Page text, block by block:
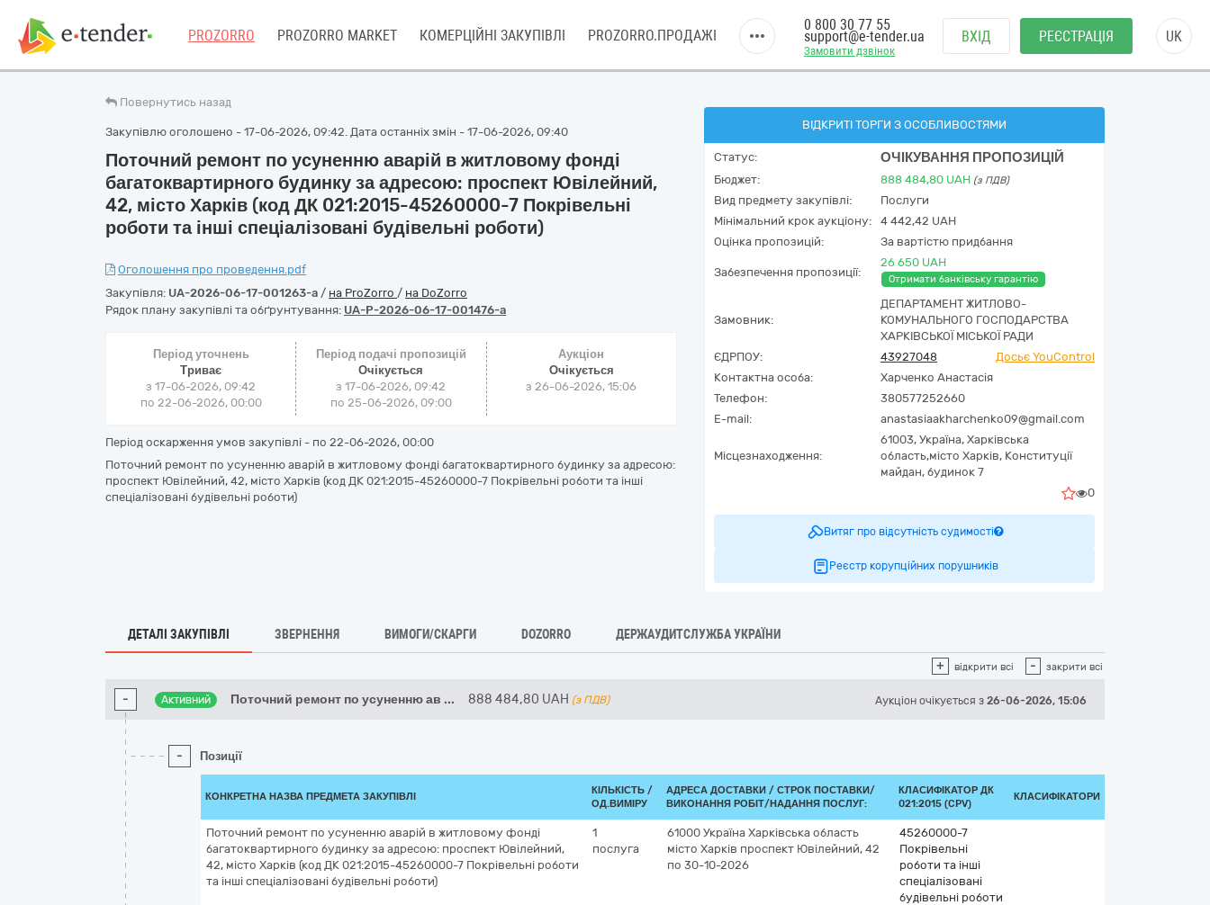
PROZORRO PROZORRO MARKET КОМЕРЦІЙНІ ЗАКУПІВЛІ PROZORRO.ПРОДАЖІ
Замовити дзвінок
0 800 30 77 55
support@e-tender.ua ВХІД РЕЄСТРАЦІЯ UK
Повернутись назад
Закупівлю оголошено - 17-06-2026, 09:42. Дата останніх змін - 17-06-2026, 09:40
Поточний ремонт по усуненню аварій в житловому фонді
багатоквартирного будинку за адресою: проспект Ювілейний,
42, місто Харків (код ДК 021:2015-45260000-7 Покрівельні
роботи та інші спеціалізовані будівельні роботи)
Оголошення про проведення.pdf
Закупівля: UA-2026-06-17-001263-a / на ProZorro / на DoZorro
Рядок плану закупівлі та обґрунтування: UA-P-2026-06-17-001476-a
Період уточнень
Триває
з 17-06-2026, 09:42
по 22-06-2026, 00:00
Період подачі пропозицій
Очікується
з 17-06-2026, 09:42
по 25-06-2026, 09:00
Аукціон
Очікується
з26-06-2026, 15:06
Період оскарження умов закупівлі - по 22-06-2026, 00:00
Поточний ремонт по усуненню аварій в житловому фонді багатоквартирного будинку за адресою:
проспект Ювілейний, 42, місто Харків (код ДК 021:2015-45260000-7 Покрівельні роботи та інші
спеціалізовані будівельні роботи)
ВІДКРИТІ ТОРГИ З ОСОБЛИВОСТЯМИ
Статус: ОЧІКУВАННЯ ПРОПОЗИЦІЙ
Бюджет: 888 484,80 UAH (з ПДВ)
Вид предмету закупівлі:
Послуги
Мінімальний крок аукціону:
4 442,42 UAH
Оцінка пропозицій:
За вартістю придбання
Забезпечення пропозиції:
26 650 UAH
Отримати банківську гарантію
Замовник:
ДЕПАРТАМЕНТ ЖИТЛОВО-
КОМУНАЛЬНОГО ГОСПОДАРСТВА
ХАРКІВСЬКОЇ МІСЬКОЇ РАДИ
ЄДРПОУ:
43927048
Досьє YouControl
Контактна особа:
Харченко Анастасія
Телефон:
380577252660
E-mail:
anastasiaakharchenko09@gmail.com
Місцезнаходження:
61003, Україна, Харківська
область,місто Харків, Конституції
майдан, будинок 7
0
Витяг про відсутність судимості
Реєстр корупційних порушників
ДЕТАЛІ ЗАКУПІВЛІ ЗВЕРНЕННЯ ВИМОГИ/СКАРГИ DOZORRO ДЕРЖАУДИТСЛУЖБА УКРАЇНИ
+ відкрити всі - закрити всі
- Активний Поточний ремонт по усуненню ав ... 888 484,80 UAH (з ПДВ) Аукціон очікується з 26-06-2026, 15:06
- Позиції
КОНКРЕТНА НАЗВА ПРЕДМЕТА ЗАКУПІВЛІ
КІЛЬКІСТЬ /
ОД.ВИМІРУ
АДРЕСА ДОСТАВКИ / СТРОК ПОСТАВКИ/
ВИКОНАННЯ РОБІТ/НАДАННЯ ПОСЛУГ:
КЛАСИФІКАТОР ДК
021:2015 (CPV)
КЛАСИФІКАТОРИ
Поточний ремонт по усуненню аварій в житловому фонді
багатоквартирного будинку за адресою: проспект Ювілейний,
42, місто Харків (код ДК 021:2015-45260000-7 Покрівельні роботи
та інші спеціалізовані будівельні роботи)
1
послуга
61000 Україна Харківська область
місто Харків проспект Ювілейний, 42
по 30-10-2026
45260000-7
Покрівельні
роботи та інші
спеціалізовані
будівельні роботи